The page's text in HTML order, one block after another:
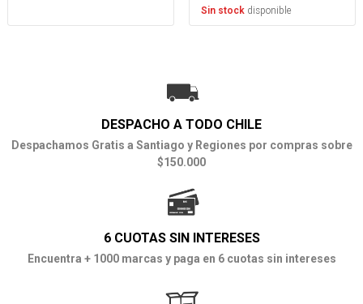
Sin stock disponible
DESPACHO A TODO CHILE
Despachamos Gratis a Santiago y Regiones por compras sobre
$150.000
6 CUOTAS SIN INTERESES
Encuentra + 1000 marcas y paga en 6 cuotas sin intereses